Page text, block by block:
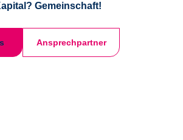
Gemeinschaft!
Ansprechpartner